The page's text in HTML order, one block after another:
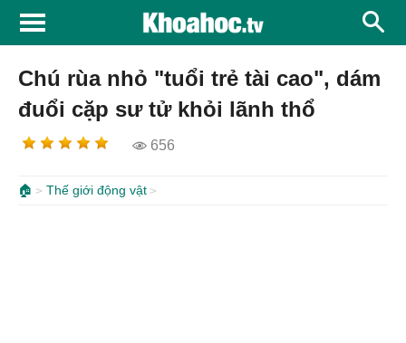
Chú rùa nhỏ "tuổi trẻ tài cao", dám
đuổi cặp sư tử khỏi lãnh thổ
656
🏠 Thế giới động vật